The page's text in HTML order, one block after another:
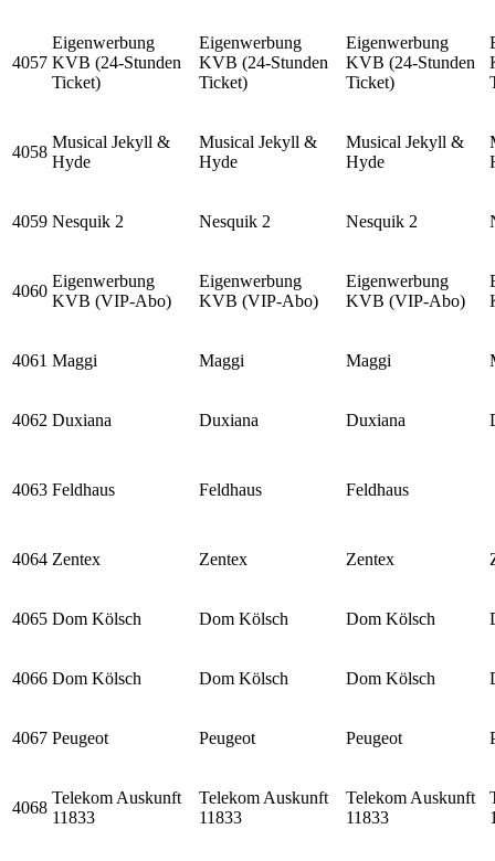
4057
Eigenwerbung
KVB (24-Stunden
Ticket)
Eigenwerbung
KVB (24-Stunden
Ticket)
Eigenwerbung
KVB (24-Stunden
Ticket)
4058
Musical Jekyll &
Hyde
Musical Jekyll &
Hyde
Musical Jekyll &
Hyde
4059 Nesquik 2 Nesquik 2 Nesquik 2
4060
Eigenwerbung
KVB (VIP-Abo)
Eigenwerbung
KVB (VIP-Abo)
Eigenwerbung
KVB (VIP-Abo)
4061 Maggi Maggi Maggi
4062 Duxiana Duxiana Duxiana
4063 Feldhaus Feldhaus Feldhaus
4064 Zentex Zentex Zentex
4065 Dom Kölsch Dom Kölsch Dom Kölsch
4066 Dom Kölsch Dom Kölsch Dom Kölsch
4067 Peugeot Peugeot Peugeot
4068
Telekom Auskunft
11833
Telekom Auskunft
11833
Telekom Auskunft
11833